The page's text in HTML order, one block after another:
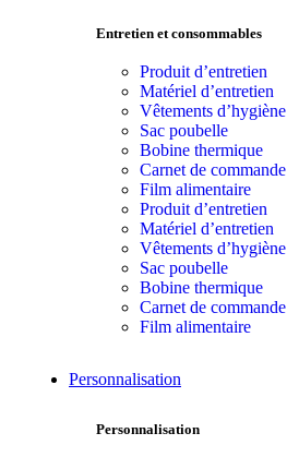
Entretien et consommables
Produit d’entretien
Matériel d’entretien
Vêtements d’hygiène
Sac poubelle
Bobine thermique
Carnet de commande
Film alimentaire
Produit d’entretien
Matériel d’entretien
Vêtements d’hygiène
Sac poubelle
Bobine thermique
Carnet de commande
Film alimentaire
Personnalisation
Personnalisation